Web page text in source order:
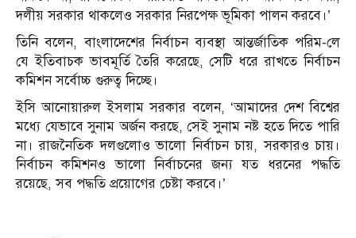
দলীয় সরকার থাকলেও সরকার নিরপেক্ষ ভূমিকা পালন করবে।’
তিনি বলেন, বাংলাদেশের নির্বাচন ব্যবস্থা আন্তর্জাতিক পরিম-লে
যে ইতিবাচক ভাবমূর্তি তৈরি করেছে, সেটি ধরে রাখতে নির্বাচন
কমিশন সর্বোচ্চ গুরুত্ব দিচ্ছে।
ইসি আনোয়ারুল ইসলাম সরকার বলেন, ‘আমাদের দেশ বিশ্বের
মধ্যে যেভাবে সুনাম অর্জন করছে, সেই সুনাম নষ্ট হতে দিতে পারি
না। রাজনৈতিক দলগুলোও ভালো নির্বাচন চায়, সরকারও চায়।
নির্বাচন কমিশনও ভালো নির্বাচনের জন্য যত ধরনের পদ্ধতি
রয়েছে, সব পদ্ধতি প্রয়োগের চেষ্টা করবে।’